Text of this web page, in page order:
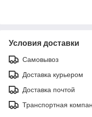
Условия доставки
Самовывоз
Доставка курьером
Доставка почтой
Транспортная